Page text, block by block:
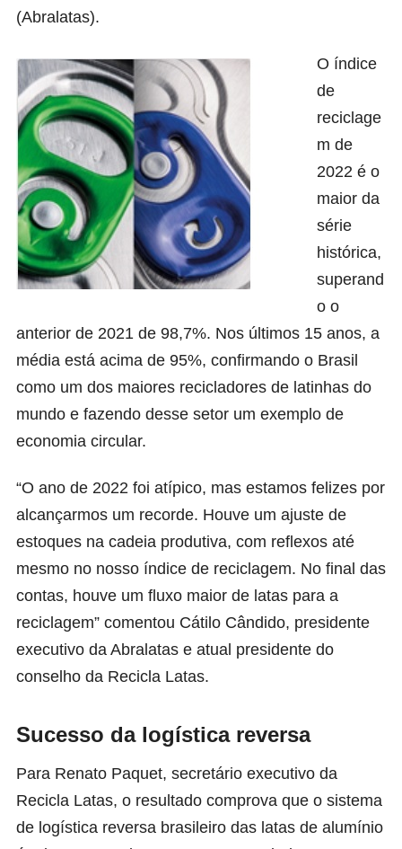
(Abralatas).
O índice
de
reciclage
m de
2022 é o
maior da
série
histórica,
superand
o o
anterior de 2021 de 98,7%. Nos últimos 15 anos, a
média está acima de 95%, confirmando o Brasil
como um dos maiores recicladores de latinhas do
mundo e fazendo desse setor um exemplo de
economia circular.
“O ano de 2022 foi atípico, mas estamos felizes por
alcançarmos um recorde. Houve um ajuste de
estoques na cadeia produtiva, com reflexos até
mesmo no nosso índice de reciclagem. No final das
contas, houve um fluxo maior de latas para a
reciclagem” comentou Cátilo Cândido, presidente
executivo da Abralatas e atual presidente do
conselho da Recicla Latas.
Sucesso da logística reversa
Para Renato Paquet, secretário executivo da
Recicla Latas, o resultado comprova que o sistema
de logística reversa brasileiro das latas de alumínio